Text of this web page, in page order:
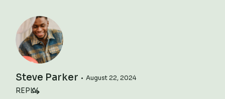
Steve Parker August 22, 2024
REPLY